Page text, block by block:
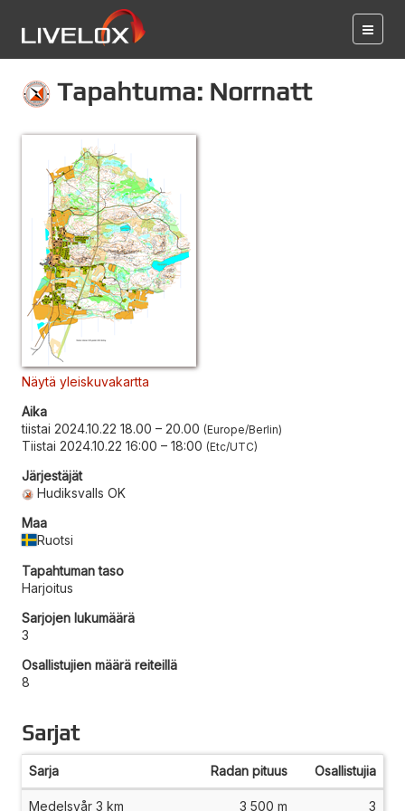
Tapahtuma: Norrnatt
Näytä yleiskuvakartta
Aika
tiistai 2024.10.22 18.00 – 20.00 Europe/Berlin
Tiistai 2024.10.22 16:00 – 18:00 Etc/UTC
Järjestäjät
Hudiksvalls OK
Maa
Ruotsi
Tapahtuman taso
Harjoitus
Sarjojen lukumäärä
3
Osallistujien määrä reiteillä
8
Sarjat
Sarja Radan pituus Osallistujia
Medelsvår 3 km 3 500 m 3